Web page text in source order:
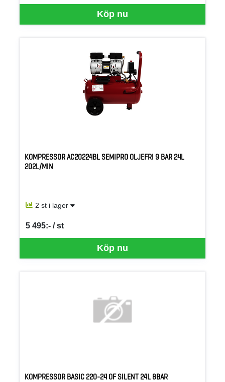
Köp nu
KOMPRESSOR AC20224BL SEMIPRO OLJEFRI 9 BAR 24L
202L/MIN
2 st i lager
Köp nu
5 495:- / st
SEK per ST
KOMPRESSOR BASIC 220-24 OF SILENT 24L 8BAR